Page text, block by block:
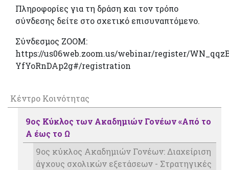
Πληροφορίες για τη δράση και τον τρόπο
σύνδεσης δείτε στο σχετικό επισυναπτόμενο.
Σύνδεσμος ZOOM:
https://us06web.zoom.us/webinar/register/
YfYoRnDAp2g#/registration
Κέντρο Κοινότητας
9ος Κύκλος των Ακαδημιών Γονέων «Από το
Α έως το Ω
9ος κύκλος Ακαδημιών Γονέων: Διαχείριση
άγχους σχολικών εξετάσεων - Στρατηγικές